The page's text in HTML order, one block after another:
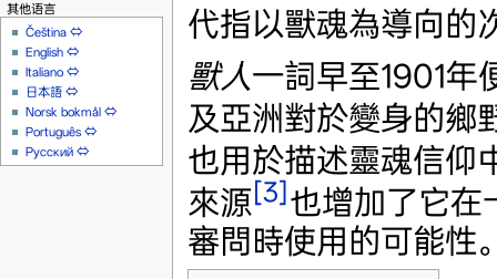
代指以獸魂為導向的
獸人一詞早至1901年
及亞洲對於變身的鄉
也用於描述靈魂信仰
來源[3] 也增加了它在
審問時使用的可能性
其他语言
Čeština ⇔
English ⇔
Italiano ⇔
日本語 ⇔
Norsk bokmål ⇔
Português ⇔
Русский ⇔